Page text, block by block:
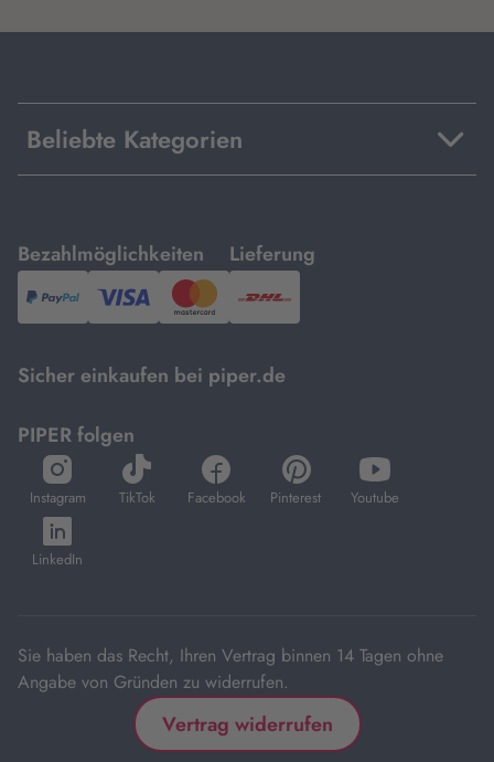
Beliebte Kategorien
Bezahlmöglichkeiten
mit
PayPal,Visa
und
Lieferung
mit
DHL.
Sicher einkaufen bei piper.de
PIPER folgen
Instagram
öffnet
in
neuem
Tab
TikTok
öffnet
in
Facebook
öffnet
in
Pinterest
öffnet
in
Youtube
öffnet
in
LinkedIn
öffnet
in
Sie haben das Recht, Ihren Vertrag binnen 14 Tagen ohne
Angabe von Gründen zu widerrufen.
Vertrag widerrufen